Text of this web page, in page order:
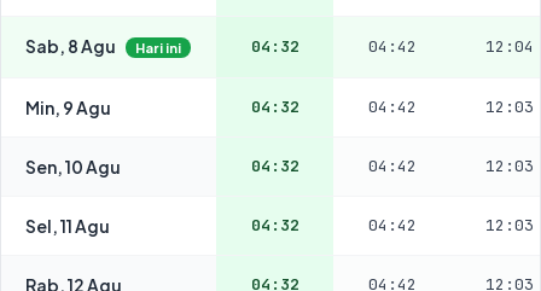
Sab, 8 Agu Hari ini 04:32 04:42 12:04
Min, 9 Agu 04:32 04:42 12:03
Sen, 10 Agu 04:32 04:42 12:03
Sel, 11 Agu 04:32 04:42 12:03
Rab, 12 Agu 04:32 04:42 12:03